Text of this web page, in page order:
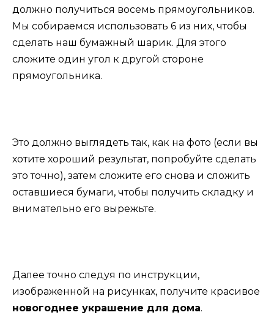
должно получиться восемь прямоугольников.
Мы собираемся использовать 6 из них, чтобы
сделать наш бумажный шарик. Для этого
сложите один угол к другой стороне
прямоугольника.
Это должно выглядеть так, как на фото (если вы
хотите хороший результат, попробуйте сделать
это точно), затем сложите его снова и сложить
оставшиеся бумаги, чтобы получить складку и
внимательно его вырежьте.
Далее точно следуя по инструкции,
изображенной на рисунках, получите красивое
новогоднее украшение для дома.